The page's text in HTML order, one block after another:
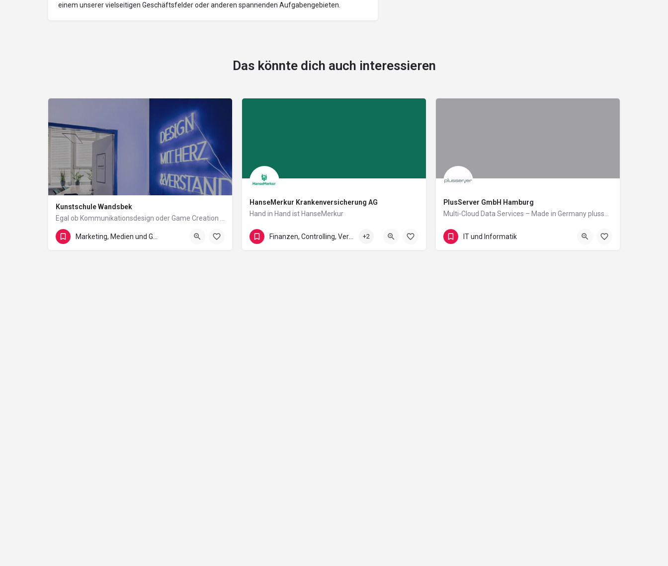
einem unserer vielseitigen Geschäftsfelder oder anderen spannenden Aufgabengebieten.
Das könnte dich auch interessieren
Kunstschule Wandsbek
Egal ob Kommunikationsdesign oder Game Creation – bei der Kunstschule Wandsbek unterstützen wir seit über…
Holzmühlenstraße 84
HanseMerkur Krankenversicherung AG
Hand in Hand ist HanseMerkur
Siegfried-Wedells-Platz 1
+2
PlusServer GmbH Hamburg
Multi-Cloud Data Services – Made in Germany plusserver bietet eine datensouveräne und anbieterunabhängige…
Hamburg
IT und Informatik